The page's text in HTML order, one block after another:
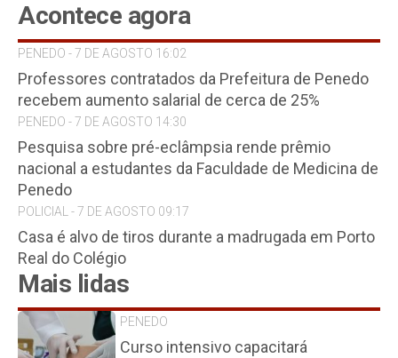
Acontece agora
PENEDO - 7 DE AGOSTO 16:02
Professores contratados da Prefeitura de Penedo
recebem aumento salarial de cerca de 25%
PENEDO - 7 DE AGOSTO 14:30
Pesquisa sobre pré-eclâmpsia rende prêmio
nacional a estudantes da Faculdade de Medicina de
Penedo
POLICIAL - 7 DE AGOSTO 09:17
Casa é alvo de tiros durante a madrugada em Porto
Real do Colégio
Mais lidas
PENEDO
Curso intensivo capacitará